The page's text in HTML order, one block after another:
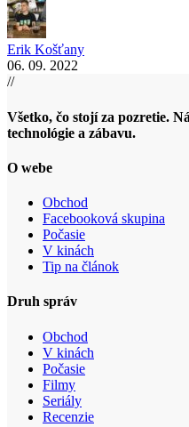
Erik Košťany
06. 09. 2022
//
Všetko, čo stojí za pozretie.
technológie a zábavu.
O webe
Obchod
Facebooková skupina
Počasie
V kinách
Tip na článok
Druh správ
Obchod
V kinách
Počasie
Filmy
Seriály
Recenzie